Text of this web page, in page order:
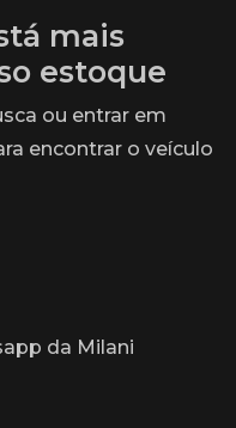
mais
estoque
ou entrar em
encontrar o veículo
da Milani